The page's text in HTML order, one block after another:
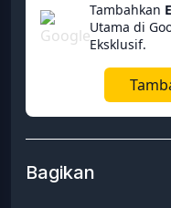
Tambahkan
Utama di
Eksklusif.
Bagikan